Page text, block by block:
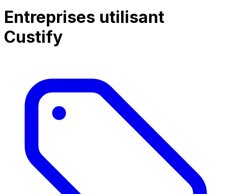
Entreprises utilisant
Custify